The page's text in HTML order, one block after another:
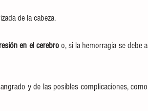
de la cabeza.
en el cerebro o, si la hemorragia se debe a
y de las posibles complicaciones, como